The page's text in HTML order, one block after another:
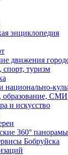
энциклопедия
движения
спорт, туризм
национально-
образование, СМИ
и искусство
360° панорамы
Бобруйска